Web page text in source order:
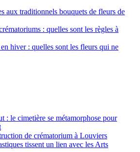
aux traditionnels bouquets de fleurs de
: quelles sont les règles à
hiver : quelles sont les fleurs qui ne
: le cimetière se métamorphose pour
de crématorium à Louviers
tissent un lien avec les Arts